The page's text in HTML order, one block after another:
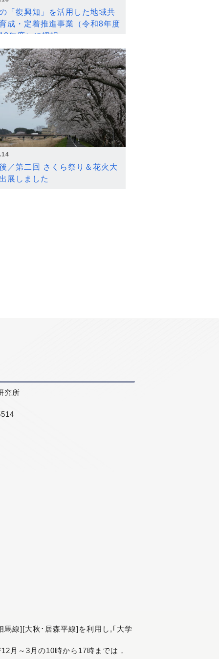
「復興知」を活用した地域共
成・定着推進事業（令和8年度
年度）に採択
／第二回 さくら祭り＆花火大
展しました
究所
線][大秋･居森平線]を利用し,｢大学
月～3月の10時から17時までは，